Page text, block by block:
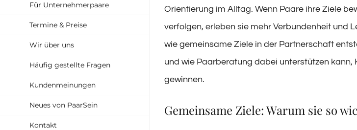
Für Unternehmerpaare
Termine & Preise
Wir über uns
Häufig gestellte Fragen
Kundenmeinungen
Neues von PaarSein
Kontakt
Orientierung im Alltag. Wenn Paare ihre Ziele
verfolgen, erleben sie mehr Verbundenheit und
wie gemeinsame Ziele in der Partnerschaft
und wie Paarberatung dabei unterstützen kann,
gewinnen.
Gemeinsame Ziele: Warum sie so